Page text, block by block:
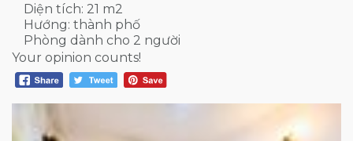
Diện tích: 21 m2
Hướng: thành phố
Phòng dành cho 2 người
Your opinion counts!